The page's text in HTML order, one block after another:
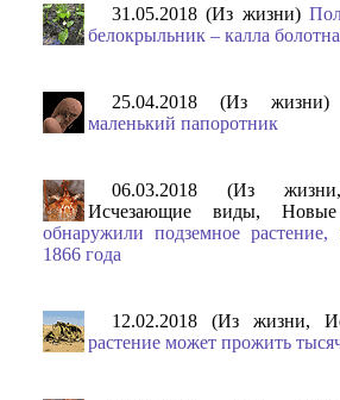
31.05.2018 (Из жизни)
белокрыльник – калла
25.04.2018 (Из
маленький папоротник
06.03.2018 (Из жизни,
Исчезающие виды,
обнаружили подземное растение,
1866 года
12.02.2018 (Из жизни,
растение может прожить